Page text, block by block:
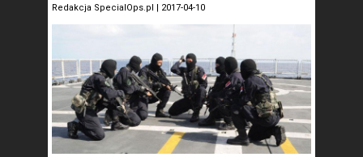
Redakcja SpecialOps.pl | 2017-04-10